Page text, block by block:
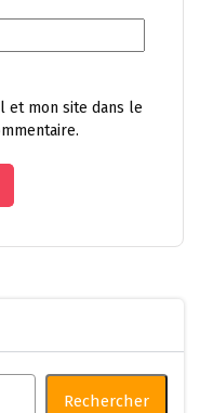
et mon site dans le
Rechercher